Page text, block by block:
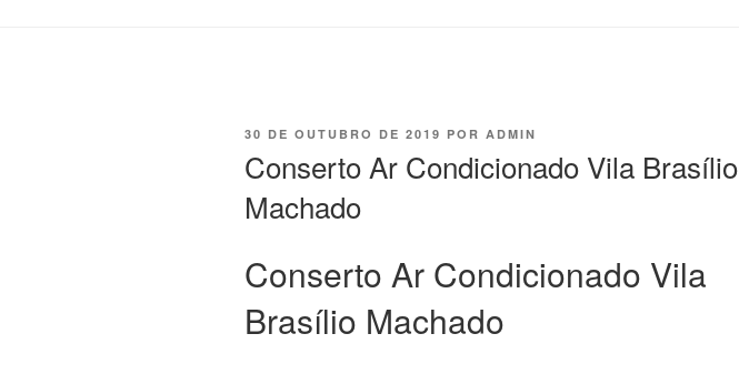
PUBLICADO
30 DE OUTUBRO DE 2019 POR ADMIN
Conserto Ar Condicionado Vila Brasílio
Machado
Conserto Ar Condicionado Vila
Brasílio Machado